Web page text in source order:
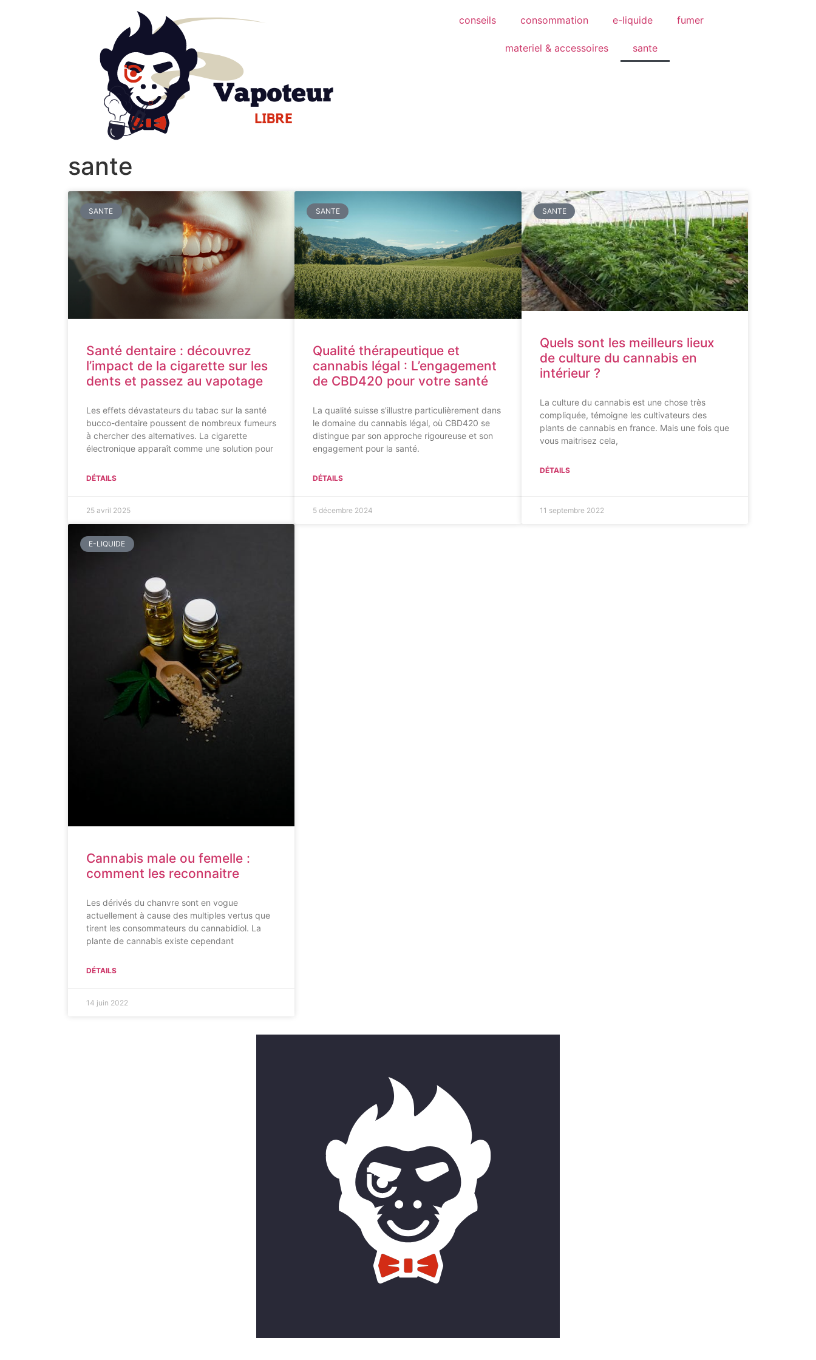
conseils consommation e-liquide fumer
materiel & accessoires sante
sante
SANTE
Santé dentaire : découvrez
l’impact de la cigarette sur les
dents et passez au vapotage
Les effets dévastateurs du tabac sur la santé
bucco-dentaire poussent de nombreux fumeurs
à chercher des alternatives. La cigarette
électronique apparaît comme une solution pour
DÉTAILS
25 avril 2025
SANTE
Qualité thérapeutique et
cannabis légal : L’engagement
de CBD420 pour votre santé
La qualité suisse s'illustre particulièrement dans
le domaine du cannabis légal, où CBD420 se
distingue par son approche rigoureuse et son
engagement pour la santé.
DÉTAILS
5 décembre 2024
SANTE
Quels sont les meilleurs lieux
de culture du cannabis en
intérieur ?
La culture du cannabis est une chose très
compliquée, témoigne les cultivateurs des
plants de cannabis en france. Mais une fois que
vous maitrisez cela,
DÉTAILS
11 septembre 2022
E-LIQUIDE
Cannabis male ou femelle :
comment les reconnaitre
Les dérivés du chanvre sont en vogue
actuellement à cause des multiples vertus que
tirent les consommateurs du cannabidiol. La
plante de cannabis existe cependant
DÉTAILS
14 juin 2022